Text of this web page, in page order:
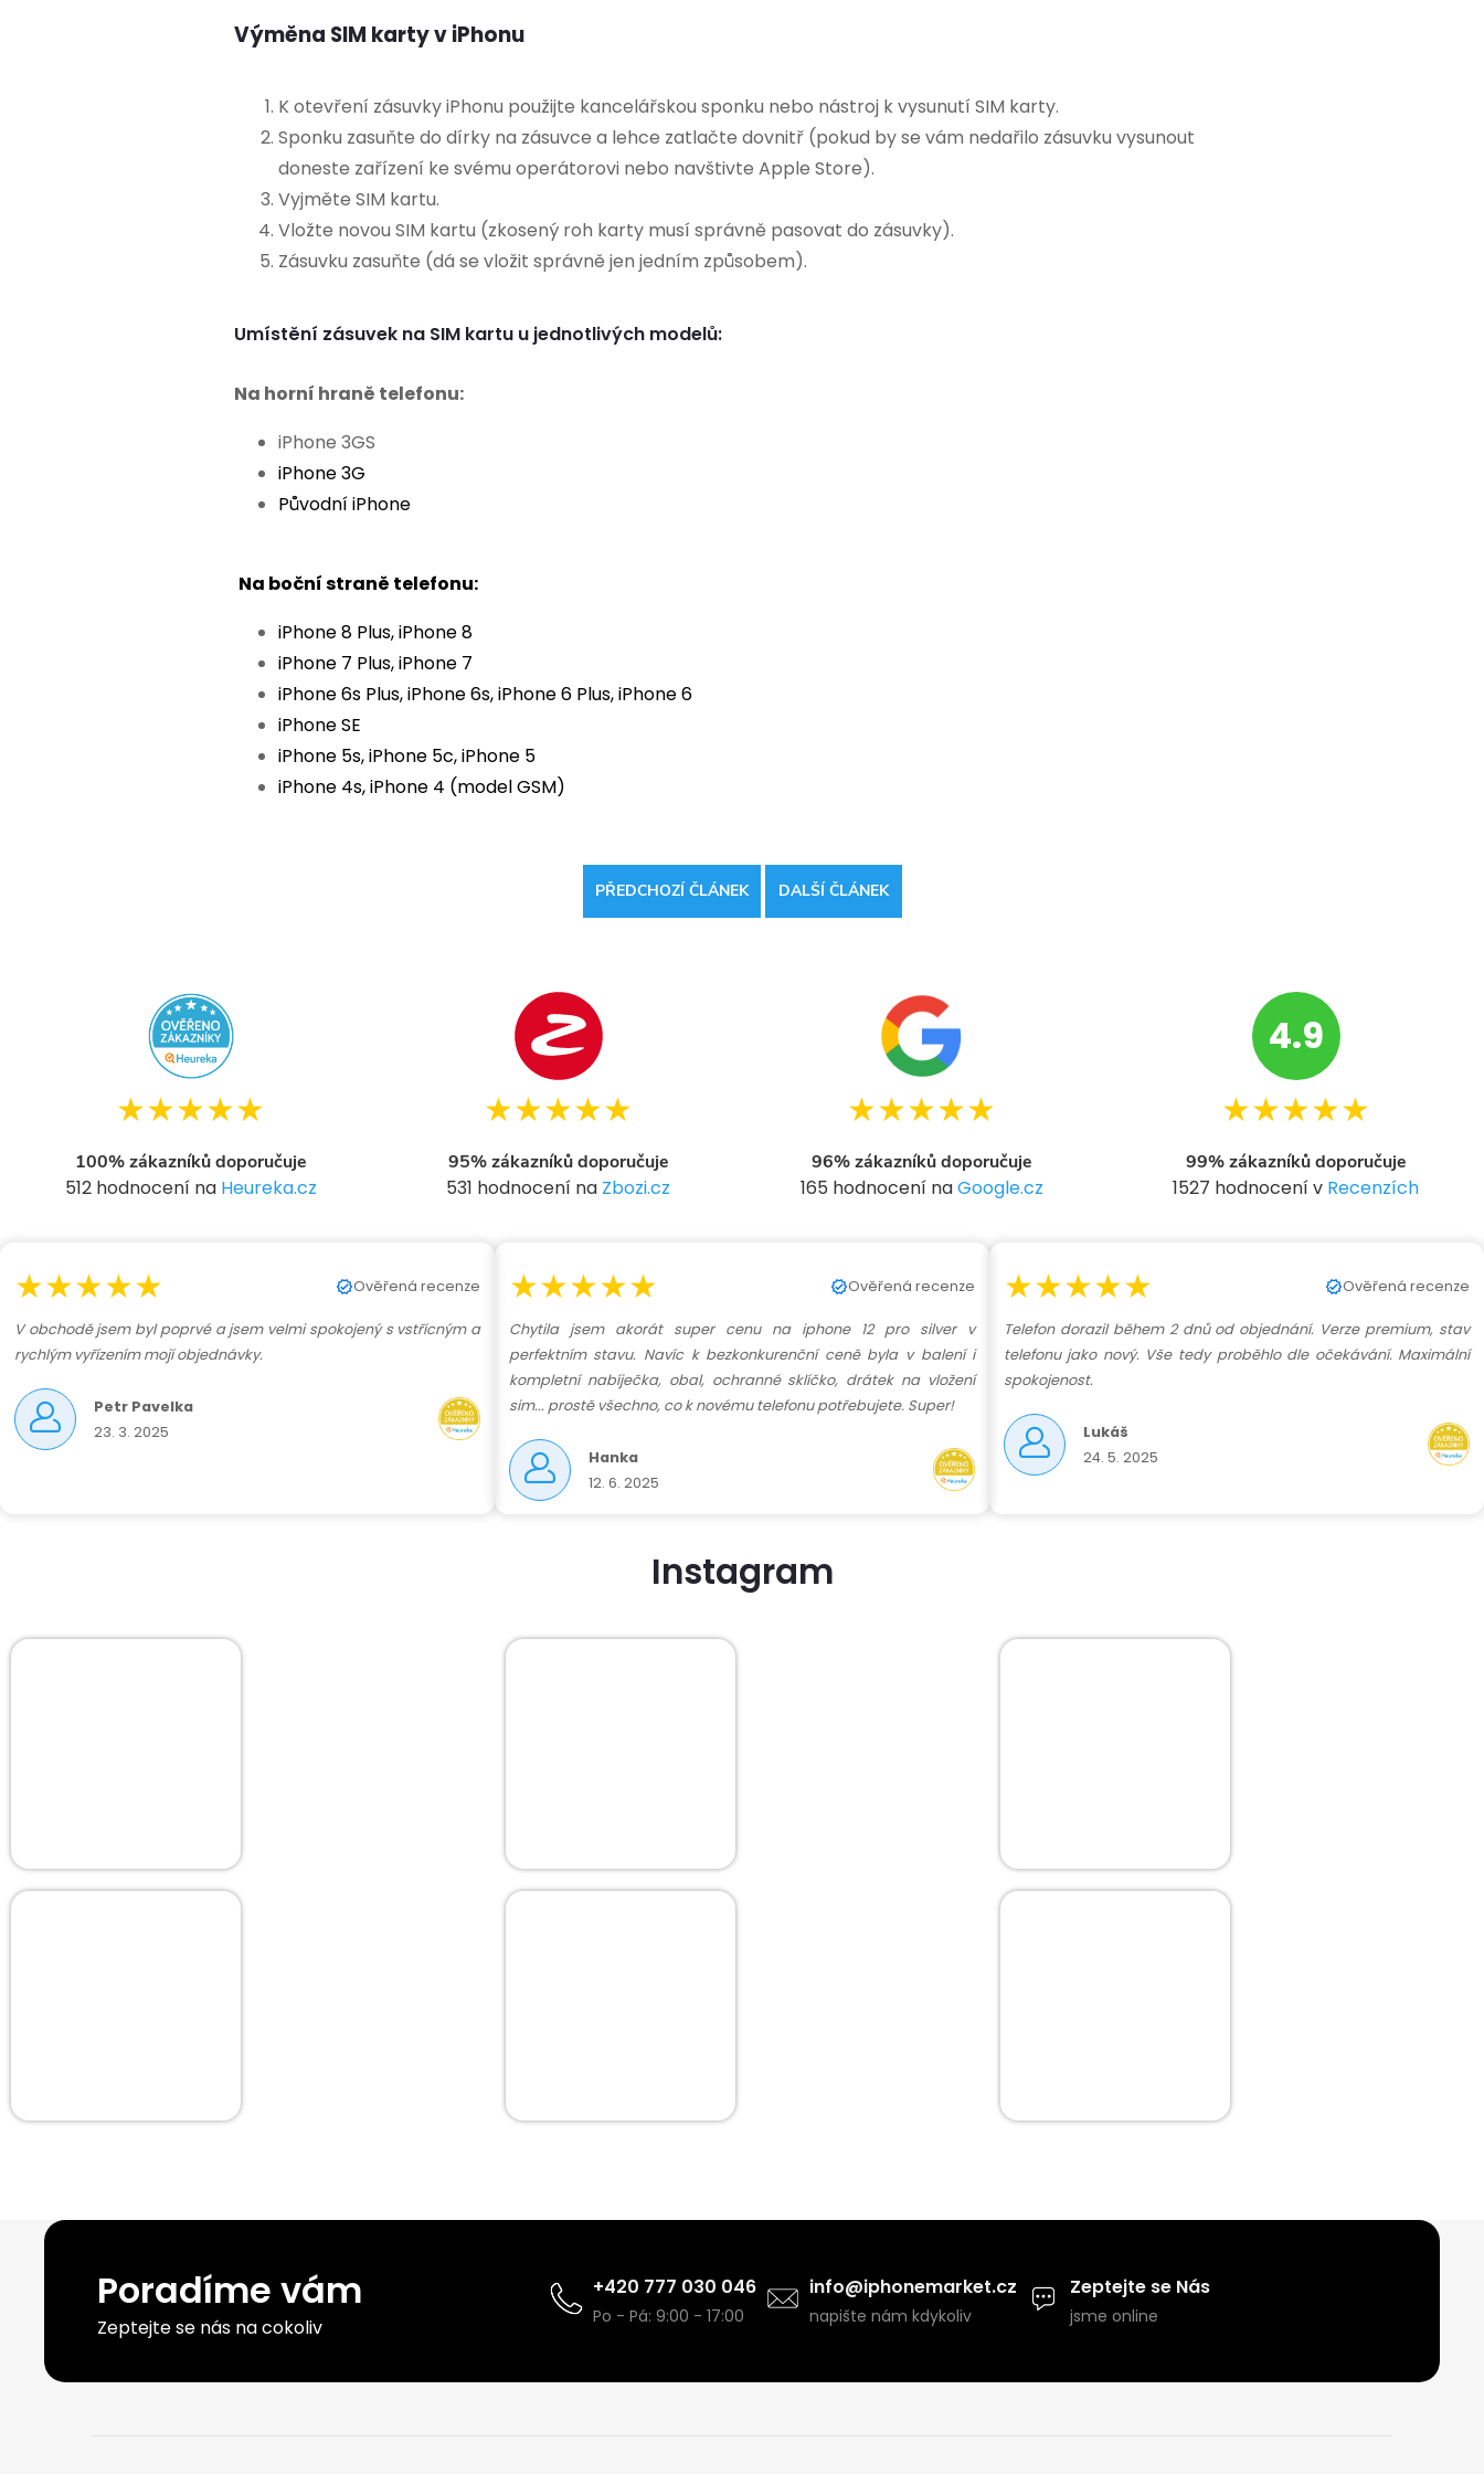
Výměna SIM karty v iPhonu
K otevření zásuvky iPhonu použijte kancelářskou sponku nebo nástroj k vysunutí SIM karty.
Sponku zasuňte do dírky na zásuvce a lehce zatlačte dovnitř (pokud by se vám nedařilo zásuvku vysunout
doneste zařízení ke svému operátorovi nebo navštivte Apple Store).
Vyjměte SIM kartu.
Vložte novou SIM kartu (zkosený roh karty musí správně pasovat do zásuvky).
Zásuvku zasuňte (dá se vložit správně jen jedním způsobem).
Umístění zásuvek na SIM kartu u jednotlivých modelů:
Na horní hraně telefonu:
iPhone 3GS
iPhone 3G
Původní iPhone
Na boční straně telefonu:
iPhone 8 Plus, iPhone 8
iPhone 7 Plus, iPhone 7
iPhone 6s Plus, iPhone 6s, iPhone 6 Plus, iPhone 6
iPhone SE
iPhone 5s, iPhone 5c, iPhone 5
iPhone 4s, iPhone 4 (model GSM)
PŘEDCHOZÍ ČLÁNEK DALŠÍ ČLÁNEK
★★★★★
100% zákazníků doporučuje
512 hodnocení na Heureka.cz
★★★★★
95% zákazníků doporučuje
531 hodnocení na Zbozi.cz
★★★★★
96% zákazníků doporučuje
165 hodnocení naGoogle.cz
4.9
★★★★★
99% zákazníků doporučuje
1527 hodnocení v Recenzích
★★★★★ Ověřená recenze
V obchodě jsem byl poprvé a jsem velmi spokojený s vstřícným a
rychlým vyřízením mojí objednávky.
Petr Pavelka
23. 3. 2025
★★★★★ Ověřená recenze
Chytila jsem akorát super cenu na iphone 12 pro silver v
perfektním stavu. Navíc k bezkonkurenční ceně byla v balení i
kompletní nabíječka, obal, ochranné sklíčko, drátek na vložení
sim... prostě všechno, co k novému telefonu potřebujete. Super!
Hanka
12. 6. 2025
★★★★★ Ověřená recenze
Telefon dorazil během 2 dnů od objednání. Verze premium, stav
telefonu jako nový. Vše tedy proběhlo dle očekávání. Maximální
spokojenost.
Lukáš
24. 5. 2025
Instagram
Poradíme vám
Zeptejte se nás na cokoliv
+420 777 030 046
Po - Pá: 9:00 - 17:00
info@iphonemarket.cz
napište nám kdykoliv
Zeptejte se Nás
jsme online